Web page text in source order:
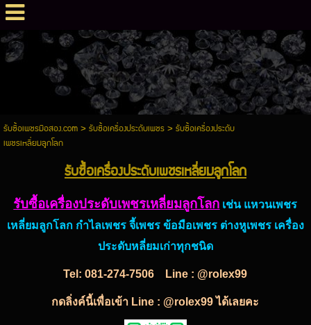
รับซื้อเพชรมือสอง.com> รับซื้อเครื่องประดับเพชร> รับซื้อเครื่องประดับ
เพชรเหลี่ยมลูกโลก
รับซื้อเครื่องประดับเพชรเหลี่ยมลูกโลก
รับซื้อเครื่องประดับเพชรเหลี่ยมลูกโลก เช่น แหวนเพชร
เหลี่ยมลูกโลก กำไลเพชร จี้เพชร ข้อมือเพชร ต่างหูเพชร เครื่อง
ประดับหลี่ยมเก่าทุกชนิด
Tel:081-274-7506 Line : @rolex99
กดลิ่งค์นี้เพื่อเข้า Line : @rolex99 ได้เลยคะ